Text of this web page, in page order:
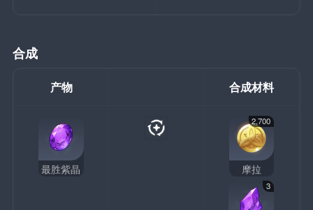
合成
产物 合成材料
最胜紫晶
2,700
摩拉
3